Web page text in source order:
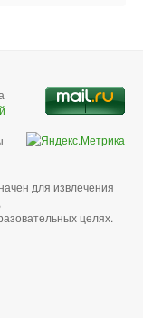
для извлечения
целях.